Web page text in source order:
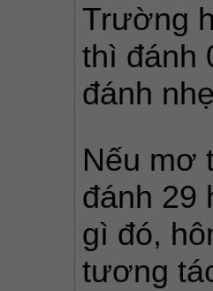
Trường
thì đánh
đánh
Nếu mơ
đánh 29
gì đó,
tương